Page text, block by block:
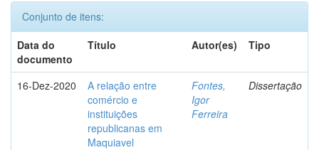
Conjunto de itens:
Data do
documento
Título Autor(es) Tipo
16-Dez-2020
A relação entre
comércio e
instituições
republicanas em
Maquiavel
Fontes,
Igor
Ferreira
Dissertação